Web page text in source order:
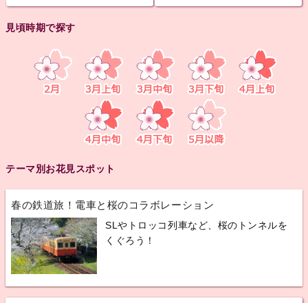
見頃時期で探す
テーマ別お花見スポット
春の鉄道旅！電車と桜のコラボレーション
SLやトロッコ列車など、桜のトンネルを
くぐろう！